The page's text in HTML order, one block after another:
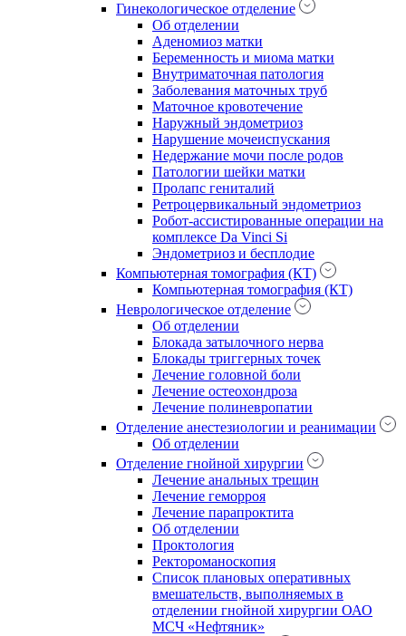
Гинекологическое отделение
Об отделении
Аденомиоз матки
Беременность и миома матки
Внутриматочная патология
Заболевания маточных труб
Маточное кровотечение
Наружный эндометриоз
Нарушение мочеиспускания
Недержание мочи после родов
Патологии шейки матки
Пролапс гениталий
Ретроцервикальный эндометриоз
Робот-ассистированные операции на
комплексе Da Vinci Si
Эндометриоз и бесплодие
Компьютерная томография (КТ)
Компьютерная томография (КТ)
Неврологическое отделение
Об отделении
Блокада затылочного нерва
Блокады триггерных точек
Лечение головной боли
Лечение остеохондроза
Лечение полиневропатии
Отделение анестезиологии и реанимации
Об отделении
Отделение гнойной хирургии
Лечение анальных трещин
Лечение геморроя
Лечение парапроктита
Об отделении
Проктология
Ректороманоскопия
Список плановых оперативных
вмешательств, выполняемых в
отделении гнойной хирургии ОАО
МСЧ «Нефтяник»